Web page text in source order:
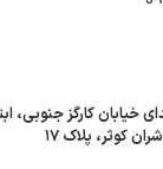
خیابان کارگز جنوبی،
کوثر، پلاک ۱۷